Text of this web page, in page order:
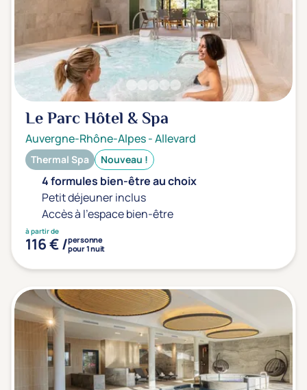
Le Parc Hôtel & Spa
Auvergne-Rhône-Alpes-Allevard
Thermal Spa Nouveau !
4 formules bien-être au choix
Petit déjeuner inclus
Accès à l'espace bien-être
à partir de
116 € /personne
pour 1 nuit